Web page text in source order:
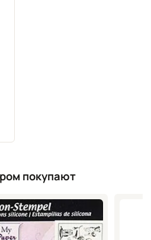
покупают